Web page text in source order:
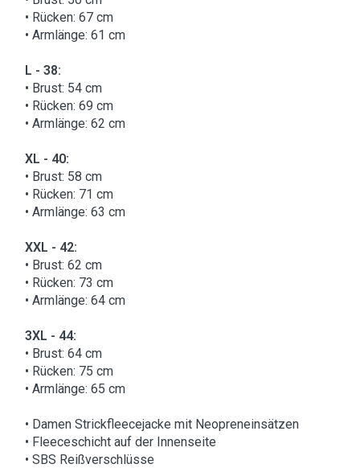
• Rücken: 67 cm
• Armlänge: 61 cm
L - 38:
• Brust: 54 cm
• Rücken: 69 cm
• Armlänge: 62 cm
XL - 40:
• Brust: 58 cm
• Rücken: 71 cm
• Armlänge: 63 cm
XXL - 42:
• Brust: 62 cm
• Rücken: 73 cm
• Armlänge: 64 cm
3XL - 44:
• Brust: 64 cm
• Rücken: 75 cm
• Armlänge: 65 cm
• Damen Strickfleecejacke mit Neopreneinsätzen
• Fleeceschicht auf der Innenseite
• SBS Reißverschlüsse